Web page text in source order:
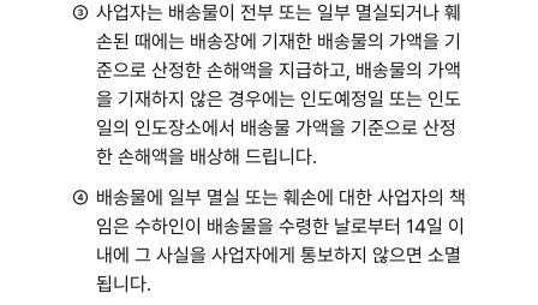
③ 사업자는 배송물이 전부 또는 일부 멸실되거나 훼
손된 때에는 배송장에 기재한 배송물의 가액을 기
준으로 산정한 손해액을 지급하고, 배송물의 가액
을 기재하지 않은 경우에는 인도예정일 또는 인도
일의 인도장소에서 배송물 가액을 기준으로 산정
한 손해액을 배상해 드립니다.
④ 배송물에 일부 멸실 또는 훼손에 대한 사업자의 책
임은 수하인이 배송물을 수령한 날로부터 14일 이
내에 그 사실을 사업자에게 통보하지 않으면 소멸
됩니다.